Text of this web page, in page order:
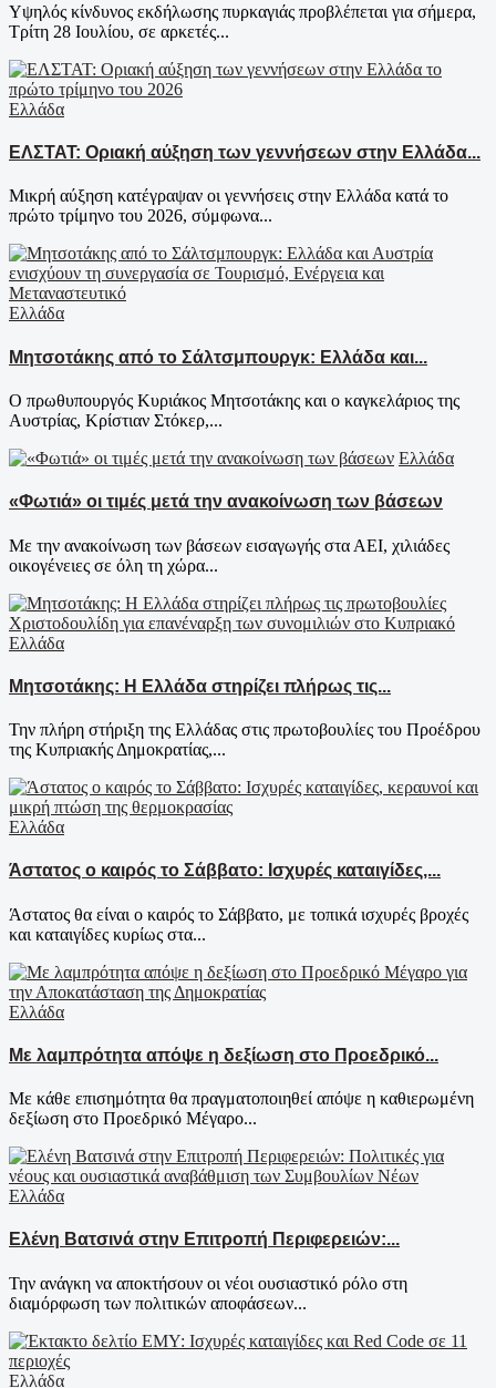
Υψηλός κίνδυνος εκδήλωσης πυρκαγιάς προβλέπεται για σήμερα,
Τρίτη 28 Ιουλίου, σε αρκετές...
Ελλάδα
ΕΛΣΤΑΤ: Οριακή αύξηση των γεννήσεων στην Ελλάδα...
Μικρή αύξηση κατέγραψαν οι γεννήσεις στην Ελλάδα κατά το
πρώτο τρίμηνο του 2026, σύμφωνα...
Ελλάδα
Μητσοτάκης από το Σάλτσμπουργκ: Ελλάδα και...
Ο πρωθυπουργός Κυριάκος Μητσοτάκης και ο καγκελάριος της
Αυστρίας, Κρίστιαν Στόκερ,...
Ελλάδα
«Φωτιά» οι τιμές μετά την ανακοίνωση των βάσεων
Με την ανακοίνωση των βάσεων εισαγωγής στα ΑΕΙ, χιλιάδες
οικογένειες σε όλη τη χώρα...
Ελλάδα
Μητσοτάκης: Η Ελλάδα στηρίζει πλήρως τις...
Την πλήρη στήριξη της Ελλάδας στις πρωτοβουλίες του Προέδρου
της Κυπριακής Δημοκρατίας,...
Ελλάδα
Άστατος ο καιρός το Σάββατο: Ισχυρές καταιγίδες,...
Άστατος θα είναι ο καιρός το Σάββατο, με τοπικά ισχυρές βροχές
και καταιγίδες κυρίως στα...
Ελλάδα
Με λαμπρότητα απόψε η δεξίωση στο Προεδρικό...
Με κάθε επισημότητα θα πραγματοποιηθεί απόψε η καθιερωμένη
δεξίωση στο Προεδρικό Μέγαρο...
Ελλάδα
Ελένη Βατσινά στην Επιτροπή Περιφερειών:...
Την ανάγκη να αποκτήσουν οι νέοι ουσιαστικό ρόλο στη
διαμόρφωση των πολιτικών αποφάσεων...
Ελλάδα